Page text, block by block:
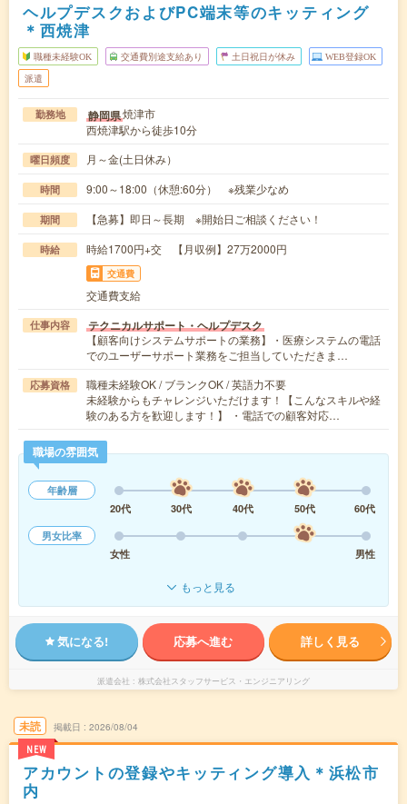
ヘルプデスクおよびPC端末等のキッティング
＊西焼津
職種未経験OK 交通費別途支給あり 土日祝日が休み WEB登録OK
派遣
勤務地 静岡県焼津市
西焼津駅から徒歩10分
曜日頻度 月～金(土日休み）
時間 9:00～18:00（休憩:60分） ※残業少なめ
期間 【急募】即日～長期 ※開始日ご相談ください！
時給 時給1700円+交 【月収例】27万2000円
交通費
交通費支給
仕事内容 テクニカルサポート・ヘルプデスク
【顧客向けシステムサポートの業務】・医療システムの電話
でのユーザーサポート業務をご担当していただきま…
応募資格
職種未経験OK / ブランクOK / 英語力不要
未経験からもチャレンジいただけます！【こんなスキルや経
験のある方を歓迎します！】 ・電話での顧客対応…
職場の雰囲気
年齢層
20代
30代 40代 50代
60代
男女比率
女性
男性
もっと見る
気になる! 応募へ進む 詳しく見る
派遣会社 株式会社スタッフサービス・エンジニアリング
未読
NEW
掲載日 2026/08/04
アカウントの登録やキッティング導入＊浜松市
内